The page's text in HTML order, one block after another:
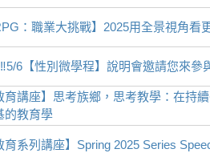
：職業大挑戰】2025用全景視角看
6【性別微學程】說明會邀請您來參
育講座】思考族鄉，思考教學：在持
的教育學
育系列講座】Spring 2025 Series